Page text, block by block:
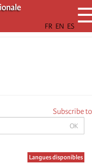
تجاوز
إلى
المحتوى
OK
Langues disponibles
Subscribe to